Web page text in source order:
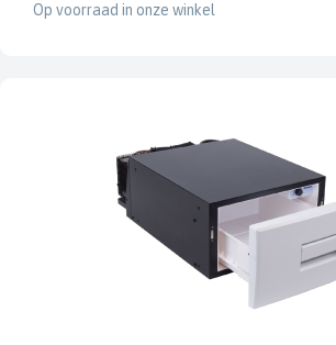
Op voorraad in onze winkel